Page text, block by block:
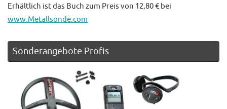
Erhältlich ist das Buch zum Preis von 12,80 € bei
www.Metallsonde.com
Sonderangebote Profis